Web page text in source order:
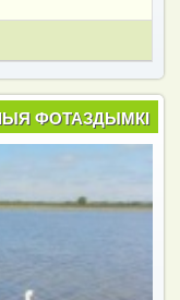
ФОТАЗДЫМКІ